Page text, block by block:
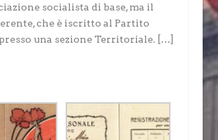
socialista di base, ma il
che è iscritto al Partito
una sezione Territoriale. […]